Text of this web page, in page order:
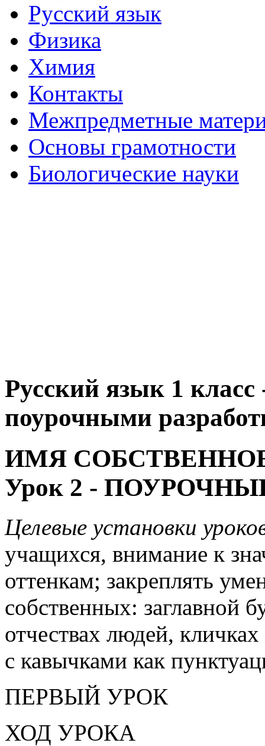
Русский язык
Физика
Химия
Контакты
Межпредметные
Основы грамотности
Биологические науки
Русский язык 1 класс
поурочными
ИМЯ
Урок 2 -
Целевые установки
учащихся, внимание к
оттенкам; закреплять
собственных: заглавной
отчествах людей,
с кавычками как
ПЕРВЫЙ УРОК
ХОД УРОКА